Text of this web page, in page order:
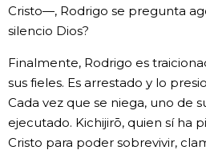
Cristo—, Rodrigo se pregunta
silencio Dios?
Finalmente, Rodrigo es
sus fieles. Es arrestado y lo
Cada vez que se niega, uno de
ejecutado. Kichijirō, quien sí ha
Cristo para poder sobrevivir,